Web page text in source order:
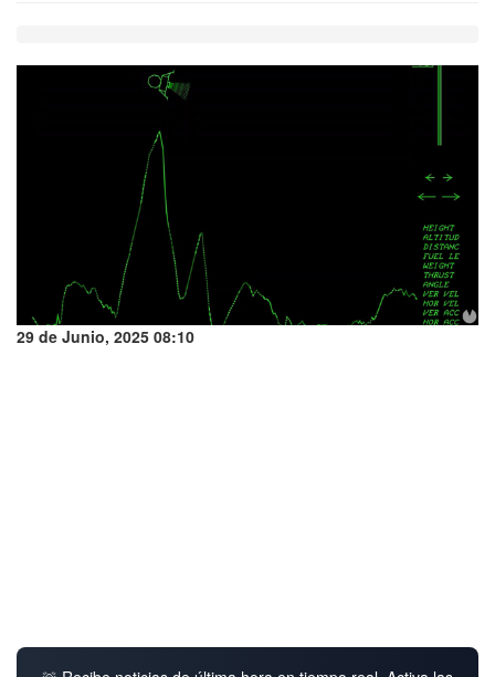
29 de Junio, 2025 08:10